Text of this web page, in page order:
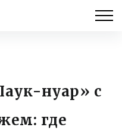
нуар» с
где